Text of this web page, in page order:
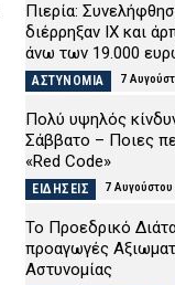
Πιερία:
διέρρηξαν ΙΧ και
άνω των 19.000
ΑΣΤΥΝΟΜΙΑ 7
Πολύ υψηλός
Σάββατο – Ποιες
«Red Code»
ΕΙΔΗΣΕΙΣ 7
Το Προεδρικό
προαγωγές
Αστυνομίας